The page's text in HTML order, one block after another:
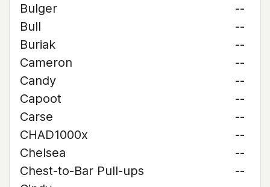
Bulger
--
Bull
--
Buriak
--
Cameron
--
Candy
--
Capoot
--
Carse
--
CHAD1000x
--
Chelsea
--
Chest-to-Bar Pull-ups
--